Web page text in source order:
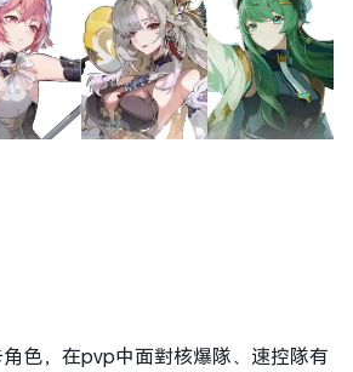
色，在pvp中面對核爆隊、速控隊有